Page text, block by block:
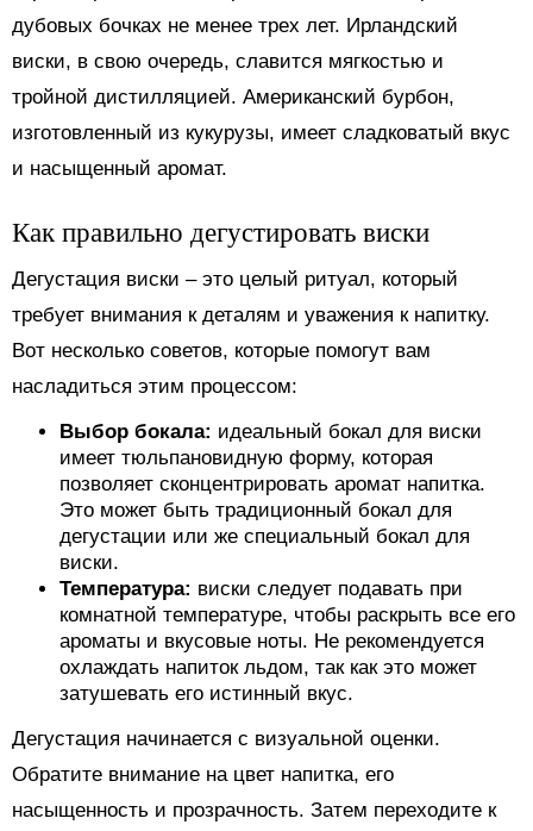
дубовых бочках не менее трех лет. Ирландский
виски, в свою очередь, славится мягкостью и
тройной дистилляцией. Американский бурбон,
изготовленный из кукурузы, имеет сладковатый вкус
и насыщенный аромат.
Как правильно дегустировать виски
Дегустация виски – это целый ритуал, который
требует внимания к деталям и уважения к напитку.
Вот несколько советов, которые помогут вам
насладиться этим процессом:
Выбор бокала: идеальный бокал для виски
имеет тюльпановидную форму, которая
позволяет сконцентрировать аромат напитка.
Это может быть традиционный бокал для
дегустации или же специальный бокал для
виски.
Температура: виски следует подавать при
комнатной температуре, чтобы раскрыть все его
ароматы и вкусовые ноты. Не рекомендуется
охлаждать напиток льдом, так как это может
затушевать его истинный вкус.
Дегустация начинается с визуальной оценки.
Обратите внимание на цвет напитка, его
насыщенность и прозрачность. Затем переходите к